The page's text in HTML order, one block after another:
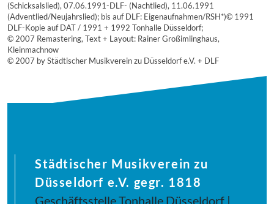
(Schicksalslied), 07.06.1991-DLF- (Nachtlied), 11.06.1991
(Adventlied/Neujahrslied); bis auf DLF: Eigenaufnahmen/RSH*)© 1991
DLF-Kopie auf DAT / 1991 + 1992 Tonhalle Düsseldorf;
© 2007 Remastering, Text + Layout: Rainer Großimlinghaus,
Kleinmachnow
© 2007 by Städtischer Musikverein zu Düsseldorf e.V. + DLF
Städtischer Musikverein zu
Düsseldorf e.V. gegr. 1818
Geschäftsstelle Tonhalle Düsseldorf |